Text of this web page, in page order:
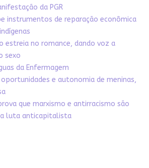
da PGR
instrumentos de reparação econômica
estreia no romance, dando voz a
sexo
da Enfermagem
oportunidades e autonomia de meninas,
que marxismo e antirracismo são
luta anticapitalista